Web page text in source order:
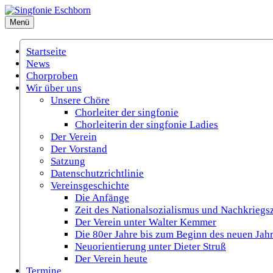
Zum
Inhalt
springen
Singfonie Eschborn
(Gemischter Chor Eschborn e.V.)
Menü
Startseite
News
Chorproben
Wir über uns
Unsere Chöre
Chorleiter der singfonie
Chorleiterin der singfonie Ladies
Der Verein
Der Vorstand
Satzung
Datenschutzrichtlinie
Vereinsgeschichte
Die Anfänge
Zeit des Nationalsozialismus und
Der Verein unter Walter Kemmer
Die 80er Jahre bis zum Beginn des neuen
Neuorientierung unter Dieter Struß
Der Verein heute